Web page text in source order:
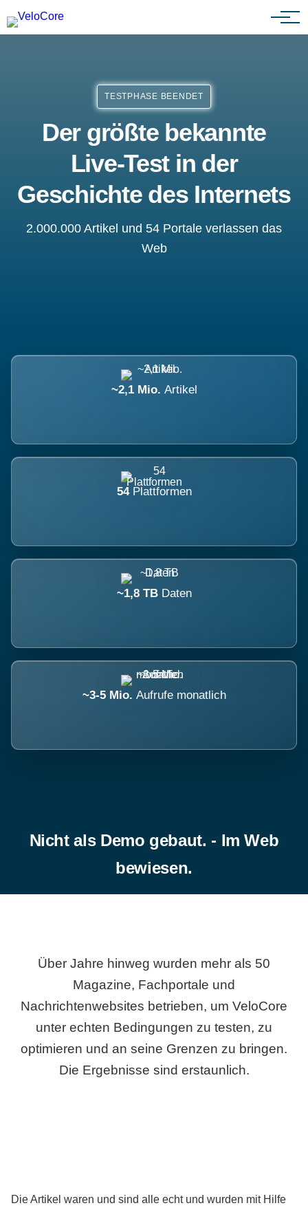
Partnerprogramm
TESTPHASE BEENDET
Der größte bekannte
Live-Test in der
Geschichte des Internets
2.000.000 Artikel und 54 Portale verlassen das
Web
~2,1 Mio. Artikel
54 Plattformen
~1,8 TB Daten
~3-5 Mio. Aufrufe monatlich
Nicht als Demo gebaut. - Im Web
bewiesen.
Über Jahre hinweg wurden mehr als 50
Magazine, Fachportale und
Nachrichtenwebsites betrieben, um VeloCore
unter echten Bedingungen zu testen, zu
optimieren und an seine Grenzen zu bringen.
Die Ergebnisse sind erstaunlich.
Die Artikel waren und sind alle echt und wurden mit Hilfe